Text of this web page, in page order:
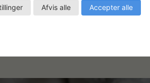
Afvis alle Accepter alle